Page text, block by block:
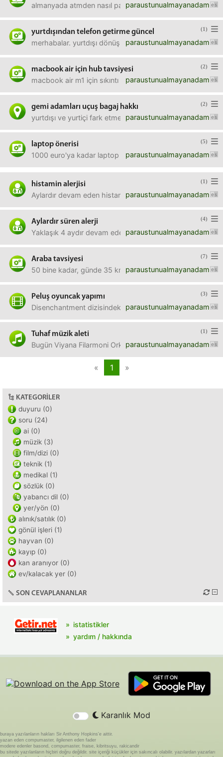
paraustunualmayanadam
almanyada atmden nasıl para çekebilirim ? euro
(1)
yurtdışından telefon getirme güncel
paraustunualmayanadam
merhabalar. yurtdışı dönüşü 2 tane telefon getirmek
(2)
macbook air için hub tavsiyesi
paraustunualmayanadam
macbook air m1 için sıkıntı yaratmayacak hub
(2)
gemi adamları uçuş bagaj hakkı
paraustunualmayanadam
yurtdışı ve yurtiçi fark etmeksizin uçuşlarda gemi
(5)
laptop önerisi
paraustunualmayanadam
1000 euro'ya kadar laptop önerilerinize açığım. ofis
(1)
histamin alerjisi
paraustunualmayanadam
Aylardır devam eden histamin alerjim var. Doktora gittim.
(4)
Aylardır süren alerji
paraustunualmayanadam
Yaklaşık 4 aydır devam eden hapşırma, burun
(7)
Araba tavsiyesi
paraustunualmayanadam
50 bine kadar, günde 35 km yapılacak, şehir içi
(3)
Peluş oyuncak yapımı
paraustunualmayanadam
Disenchantment dizisindeki Elfo karakterinin peluşunu
(1)
Tuhaf müzik aleti
paraustunualmayanadam
Bugün Viyana Filarmoni Orkestrası'nı izlerken gördüm.
« 1 »
KATEGORILER
duyuru (0)
soru (24)
ai (0)
müzik (3)
film/dizi (0)
teknik (1)
medikal (1)
sözlük (0)
yabancı dil (0)
yer/yön (0)
alınık/satılık (0)
gönül işleri (1)
hayvan (0)
kayıp (0)
kan aranıyor (0)
ev/kalacak yer (0)
SON CEVAPLANANLAR
istatistikler
yardım / hakkında
Karanlık Mod
buraya yazılanların hakları Sir Anthony Hopkins'e aittir.
yazan eden compumaster, ilgilenen eden fader
modere edenler basond, compumaster, fraise, kibritsuyu, rakicandir
bu sitede yazılanların hiçbiri doğru değildir. site içeriği küçükler için sakıncalı olabilir. yazılardan yazarları